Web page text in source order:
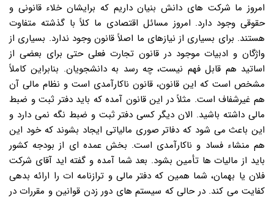
امروز ما شرکت های دانش بنیان داریم که برایشان خلاء قانونی و
حقوقی وجود دارد. امروز مسائل اقتصادی ما کلاً با گذشته متفاوت
هستند. برای بسیاری از نیازهای ما اصلاً قانون وجود ندارد. بسیاری از
واژگان و ادبیات موجود در قانون تجارت فعلی حتی برای بعضی از
اساتید هم قابل فهم نیست، چه رسد به دانشجویان. بنابراین کاملاً
مشخص است که این قانون، قانون ناکارآمدی است و نظام مالی آن
هم غیرشفاف است. مثلاً در این قانون آمده که باید دفتر ثبت و ضبط
مالی داشته باشید. الان دیگر کسی دفتر ثبت و ضبط نگه نمی دارد و
این باعث می شود که دفاتر صوری مالیاتی ایجاد بشوند که خود این
هم منشاء فساد و ناکارآمدی است. بخش عمده ای از بودجه کشور
باید از مالیات ها تأمین بشود. بعد شما آمده و گفته اید آقای شرکت
فلان یا بهمان، شما همین که دفتر مالی و ترازنامه ات را ارائه بدهی
کفایت می کند. در حالی که سیستم های دور زدن قوانین و مقررات در